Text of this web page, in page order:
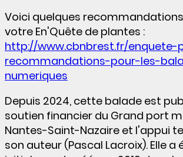
Voici quelques
votre En'Quête de plantes :
http://www.cbnbrest.fr/enquete-
recommandations-pour-les-
numeriques
Depuis 2024, cette balade est
soutien financier du Grand port
Nantes-Saint-Nazaire et l'appui
son auteur (Pascal Lacroix). Elle a